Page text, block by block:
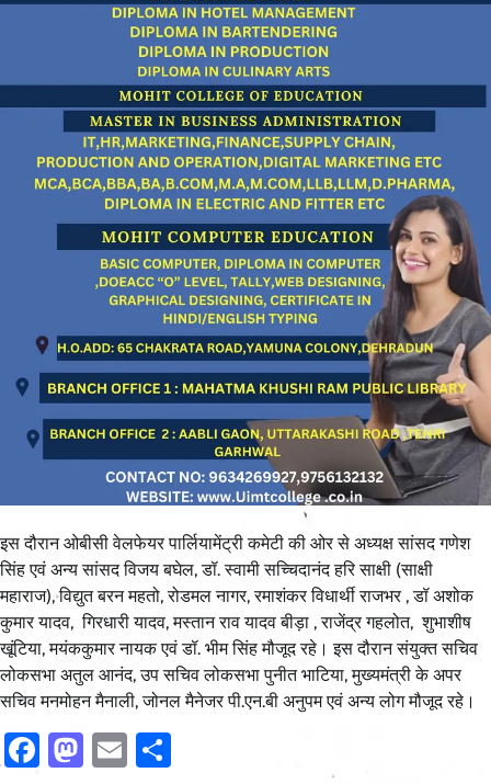
इस दौरान ओबीसी वेलफेयर पार्लियामेंट्री कमेटी की ओर से अध्यक्ष सांसद गणेश
सिंह एवं अन्य सांसद विजय बघेल, डॉ. स्वामी सच्चिदानंद हरि साक्षी (साक्षी
महाराज), विद्युत बरन महतो, रोडमल नागर, रमाशंकर विधार्थी राजभर , डॉ अशोक
कुमार यादव, गिरधारी यादव, मस्तान राव यादव बीड़ा , राजेंद्र गहलोत, शुभाशीष
खूंटिया, मयंककुमार नायक एवं डॉ. भीम सिंह मौजूद रहे। इस दौरान संयुक्त सचिव
लोकसभा अतुल आनंद, उप सचिव लोकसभा पुनीत भाटिया, मुख्यमंत्री के अपर
सचिव मनमोहन मैनाली, जोनल मैनेजर पी.एन.बी अनुपम एवं अन्य लोग मौजूद रहे।
Facebook
Mastodon
Email